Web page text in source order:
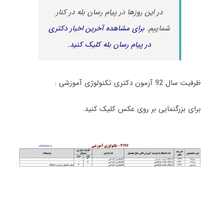
در این روزها در پیام رسان بله در کنار
شماییم.برای مشاهده آخرین اخبار دکتری
در پیام رسان بله کلیک کنید.
ظرفیت سال 92 آزمون دکتری تکنولوژی آموزشی :
برای بزرگنمایی بر روی عکس کلیک کنید.